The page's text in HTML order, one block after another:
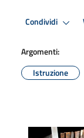
Condividi
Argomenti:
Istruzione